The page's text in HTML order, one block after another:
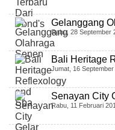
Gelanggang
Rabu, 28 September
Bali Heritage
Jumat, 16 September
Senayan City
Rabu, 11 Februari